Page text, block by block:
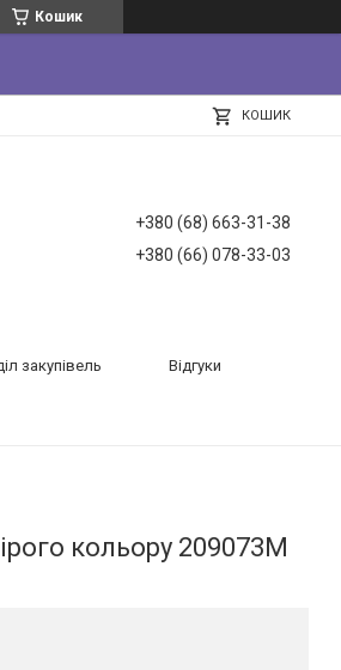
Кошик
КОШИК
+380 (68) 663-31-38
+380 (66) 078-33-03
закупівель Відгуки
кольору 209073M